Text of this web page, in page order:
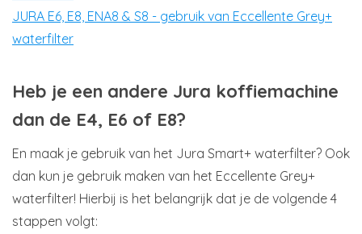
JURA E6, E8, ENA8 & S8 - gebruik van Eccellente Grey+
waterfilter
Heb je een andere Jura koffiemachine
dan de E4, E6 of E8?
En maak je gebruik van het Jura Smart+ waterfilter? Ook
dan kun je gebruik maken van het Eccellente Grey+
waterfilter! Hierbij is het belangrijk dat je de volgende 4
stappen volgt: